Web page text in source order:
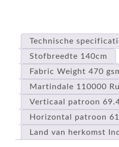
Technische
Stofbreedte 140cm
Fabric Weight 470
Martindale 110000
Verticaal patroon
Horizontal patroon
Land van herkomst